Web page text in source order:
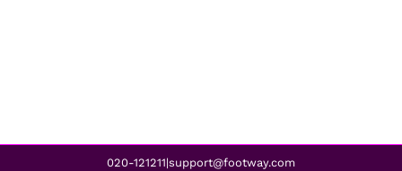
020-121211|support@footway.com